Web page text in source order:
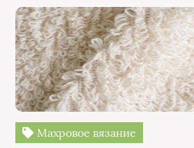
Махровое вязание